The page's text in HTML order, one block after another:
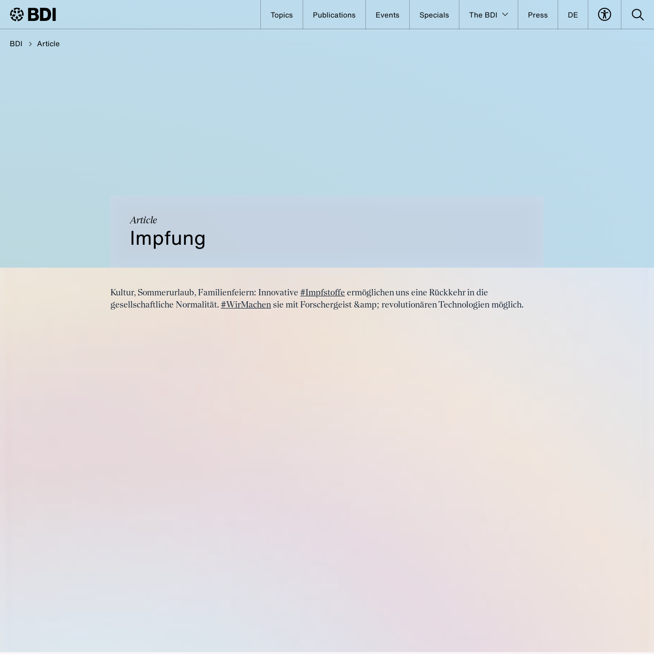
Topics Publications Events Specials The BDI Press DE
BDI Article
Article
Impfung
Kultur, Sommerurlaub, Familienfeiern: Innovative #Impfstoffe ermöglichen uns eine Rückkehr in die
gesellschaftliche Normalität. #WirMachen sie mit Forschergeist &amp; revolutionären Technologien möglich.